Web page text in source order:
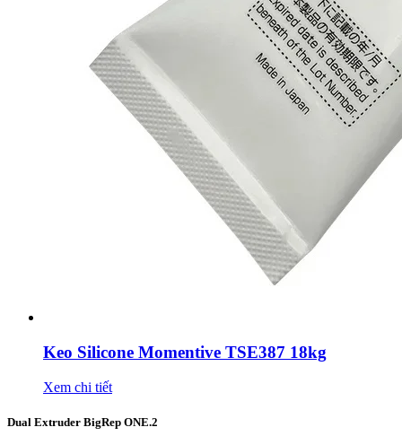
Keo Silicone Momentive TSE387 18kg
Xem chi tiết
Dual Extruder BigRep ONE.2